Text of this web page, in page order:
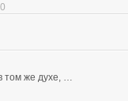
том же духе, …